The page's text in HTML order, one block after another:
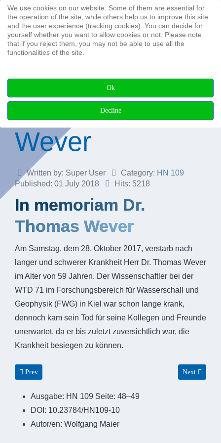
Search ...
In memoriam
Dr. Thomas
Wever
Written by: Super User Category: HN 109
Published: 01 July 2018
Hits: 5218
In memoriam Dr.
Thomas Wever
Am Samstag, dem 28. Oktober 2017, verstarb nach
langer und schwerer Krankheit Herr Dr. Thomas Wever
im Alter von 59 Jahren. Der Wissenschaftler bei der
WTD 71 im Forschungsbereich für Wasserschall und
Geophysik (FWG) in Kiel war schon lange krank,
dennoch kam sein Tod für seine Kollegen und Freunde
unerwartet, da er bis zuletzt zuversichtlich war, die
Krankheit besiegen zu können.
Previous article: Wolfgang Maier
Prev Next article:
Next
Ausgabe: HN 109 Seite: 48–49
DOI: 10.23784/HN109-10
Autor/en: Wolfgang Maier
We use cookies on our website. Some of them are essential for
the operation of the site, while others help us to improve this site
and the user experience (tracking cookies). You can decide for
yourself whether you want to allow cookies or not. Please note
that if you reject them, you may not be able to use all the
functionalities of the site.
Ok
Decline